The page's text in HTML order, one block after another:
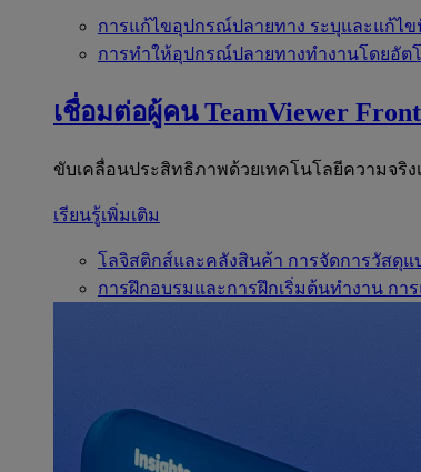
การแก้ไขอุปกรณ์ปลายทาง ระบุและแก้ไ
การทำให้อุปกรณ์ปลายทางทำงานโดยอัต
เชื่อมต่อผู้คน TeamViewer
ขับเคลื่อนประสิทธิภาพด้วยเทคโนโลยีความจริง
เรียนรู้เพิ่มเติม
โลจิสติกส์และคลังสินค้า การจัดการวัสดุ
การฝึกอบรมและการฝึกเริ่มต้นทำงาน กา